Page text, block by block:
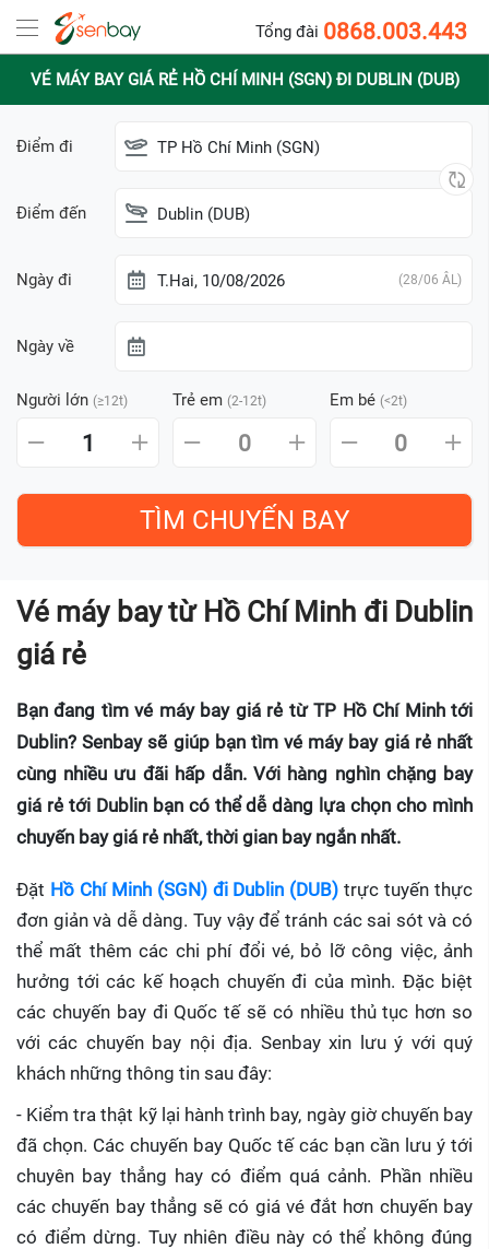
Tổng đài 0868.003.443
VÉ MÁY BAY GIÁ RẺ HỒ CHÍ MINH (SGN) ĐI DUBLIN (DUB)
Điểm đi TP Hồ Chí Minh (SGN)
Điểm đến Dublin (DUB)
Ngày đi T.Hai, 10/08/2026 (28/06 ÂL)
Ngày về
Người lớn (≥12t) Trẻ em (2-12t) Em bé (<2t)
1 0 0
Vé máy bay từ Hồ Chí Minh đi Dublin
giá rẻ
Bạn đang tìm vé máy bay giá rẻ từ TP Hồ Chí Minh tới
Dublin? Senbay sẽ giúp bạn tìm vé máy bay giá rẻ nhất
cùng nhiều ưu đãi hấp dẫn. Với hàng nghìn chặng bay
giá rẻ tới Dublin bạn có thể dễ dàng lựa chọn cho mình
chuyến bay giá rẻ nhất, thời gian bay ngắn nhất.
Đặt Hồ Chí Minh (SGN) đi Dublin (DUB) trực tuyến thực
đơn giản và dễ dàng. Tuy vậy để tránh các sai sót và có
thể mất thêm các chi phí đổi vé, bỏ lỡ công việc, ảnh
hưởng tới các kế hoạch chuyến đi của mình. Đặc biệt
các chuyến bay đi Quốc tế sẽ có nhiều thủ tục hơn so
với các chuyến bay nội địa. Senbay xin lưu ý với quý
khách những thông tin sau đây:
- Kiểm tra thật kỹ lại hành trình bay, ngày giờ chuyến bay
đã chọn. Các chuyến bay Quốc tế các bạn cần lưu ý tới
chuyên bay thẳng hay có điểm quá cảnh. Phần nhiều
các chuyến bay thẳng sẽ có giá vé đắt hơn chuyến bay
có điểm dừng. Tuy nhiên điều này có thể không đúng